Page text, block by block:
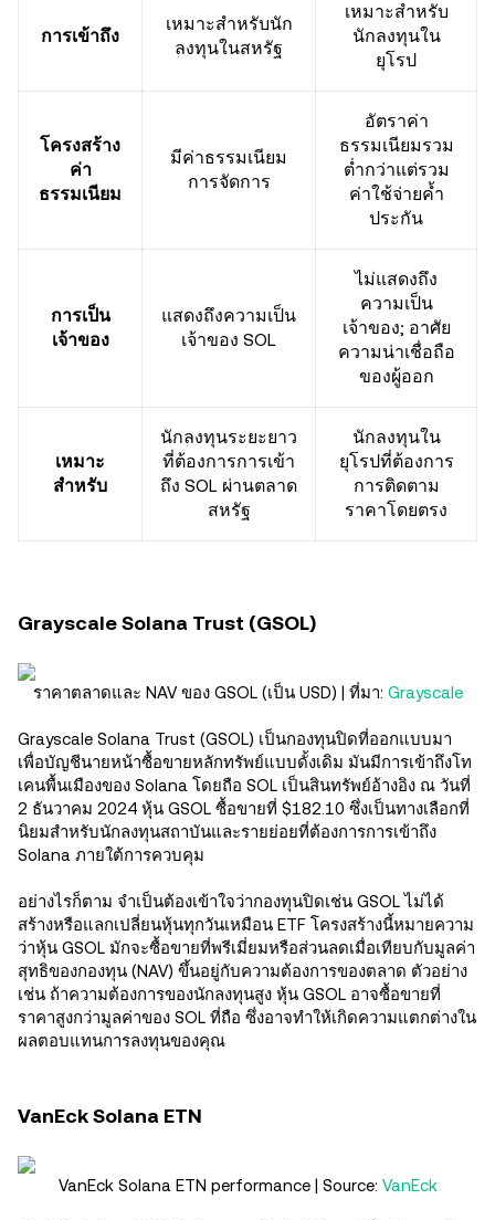
การเข้าถึง
เหมาะสำหรับนัก
ลงทุนในสหรัฐ
เหมาะสำหรับ
นักลงทุนใน
ยุโรป
โครงสร้าง
ค่า
ธรรมเนียม
มีค่าธรรมเนียม
การจัดการ
อัตราค่า
ธรรมเนียมรวม
ต่ำกว่าแต่รวม
ค่าใช้จ่ายค้ำ
ประกัน
การเป็น
เจ้าของ
แสดงถึงความเป็น
เจ้าของ SOL
ไม่แสดงถึง
ความเป็น
เจ้าของ; อาศัย
ความน่าเชื่อถือ
ของผู้ออก
เหมาะ
สำหรับ
นักลงทุนระยะยาว
ที่ต้องการการเข้า
ถึง SOL ผ่านตลาด
สหรัฐ
นักลงทุนใน
ยุโรปที่ต้องการ
การติดตาม
ราคาโดยตรง
Grayscale Solana Trust (GSOL)
ราคาตลาดและ NAV ของ GSOL (เป็น USD) | ที่มา: Grayscale
Grayscale Solana Trust (GSOL) เป็นกองทุนปิดที่ออกแบบมา
เพื่อบัญชีนายหน้าซื้อขายหลักทรัพย์แบบดั้งเดิม มันมีการเข้าถึงโท
เคนพื้นเมืองของ Solana โดยถือ SOL เป็นสินทรัพย์อ้างอิง ณ วันที่
2 ธันวาคม 2024 หุ้น GSOL ซื้อขายที่ $182.10 ซึ่งเป็นทางเลือกที่
นิยมสำหรับนักลงทุนสถาบันและรายย่อยที่ต้องการการเข้าถึง
Solana ภายใต้การควบคุม
อย่างไรก็ตาม จำเป็นต้องเข้าใจว่ากองทุนปิดเช่น GSOL ไม่ได้
สร้างหรือแลกเปลี่ยนหุ้นทุกวันเหมือน ETF โครงสร้างนี้หมายความ
ว่าหุ้น GSOL มักจะซื้อขายที่พรีเมี่ยมหรือส่วนลดเมื่อเทียบกับมูลค่า
สุทธิของกองทุน (NAV) ขึ้นอยู่กับความต้องการของตลาด ตัวอย่าง
เช่น ถ้าความต้องการของนักลงทุนสูง หุ้น GSOL อาจซื้อขายที่
ราคาสูงกว่ามูลค่าของ SOL ที่ถือ ซึ่งอาจทำให้เกิดความแตกต่างใน
ผลตอบแทนการลงทุนของคุณ
VanEck Solana ETN
VanEck Solana ETN performance | Source: VanEck